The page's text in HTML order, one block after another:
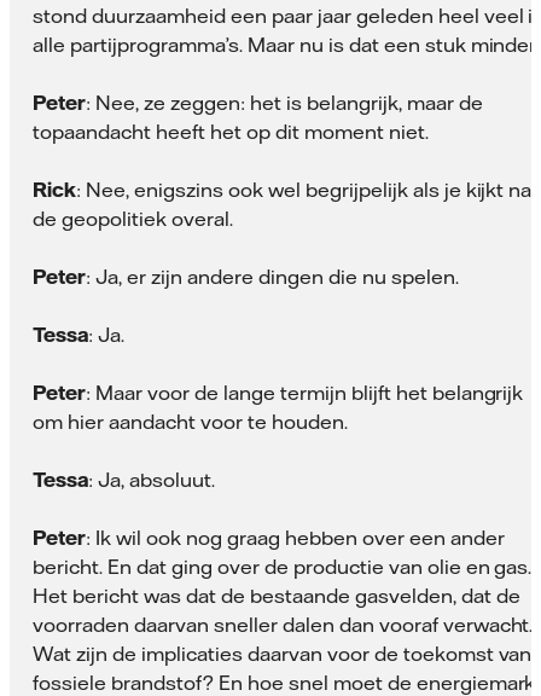
stond duurzaamheid een paar jaar geleden heel veel
alle partijprogramma’s. Maar nu is dat een stuk minder.
Peter: Nee, ze zeggen: het is belangrijk, maar de
topaandacht heeft het op dit moment niet.
Rick: Nee, enigszins ook wel begrijpelijk als je kijkt
de geopolitiek overal.
Peter: Ja, er zijn andere dingen die nu spelen.
Tessa: Ja.
Peter: Maar voor de lange termijn blijft het belangrijk
om hier aandacht voor te houden.
Tessa: Ja, absoluut.
Peter: Ik wil ook nog graag hebben over een ander
bericht. En dat ging over de productie van olie en gas.
Het bericht was dat de bestaande gasvelden, dat de
voorraden daarvan sneller dalen dan vooraf verwacht.
Wat zijn de implicaties daarvan voor de toekomst van
fossiele brandstof? En hoe snel moet de